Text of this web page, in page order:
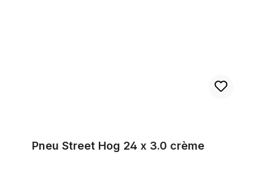
Pneu Street Hog 24 x 3.0 crème